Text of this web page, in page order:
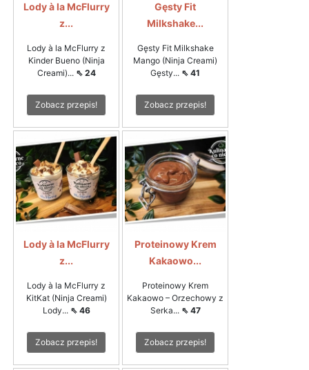
Lody à la McFlurry
z...
Lody à la McFlurry z
Kinder Bueno (Ninja
Creami)... ⇖ 24
Zobacz przepis!
Gęsty Fit
Milkshake...
Gęsty Fit Milkshake
Mango (Ninja Creami)
Gęsty... ⇖ 41
Zobacz przepis!
Lody à la McFlurry
z...
Lody à la McFlurry z
KitKat (Ninja Creami)
Lody... ⇖ 46
Zobacz przepis!
Proteinowy Krem
Kakaowo...
Proteinowy Krem
Kakaowo – Orzechowy z
Serka... ⇖ 47
Zobacz przepis!